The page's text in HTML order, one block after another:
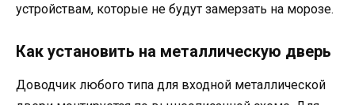
устройствам, которые не будут замерзать на морозе.
Как установить на металлическую дверь
Доводчик любого типа для входной металлической